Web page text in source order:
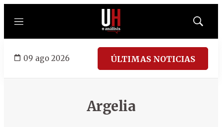
Menú
Mostrar
09 ago 2026 ÚLTIMAS NOTICIAS
Argelia